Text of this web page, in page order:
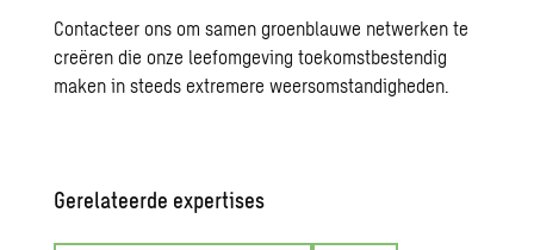
Contacteer ons om samen groenblauwe netwerken te
creëren die onze leefomgeving toekomstbestendig
maken in steeds extremere weersomstandigheden.
Gerelateerde expertises